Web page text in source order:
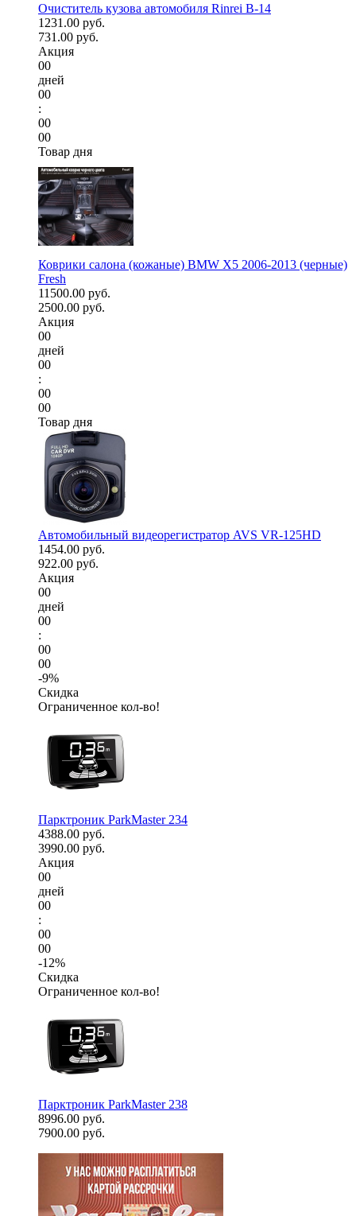
Очиститель кузова автомобиля Rinrei B-14
1231.00 руб.
731.00 руб.
Акция
00
дней
00
:
00
00
Товар дня
Коврики салона (кожаные) BMW X5 2006-2013 (черные)
Fresh
11500.00 руб.
2500.00 руб.
Акция
00
дней
00
:
00
00
Товар дня
Автомобильный видеорегистратор AVS VR-125HD
1454.00 руб.
922.00 руб.
Акция
00
дней
00
:
00
00
-9%
Скидка
Ограниченное кол-во!
Парктроник ParkMaster 234
4388.00 руб.
3990.00 руб.
Акция
00
дней
00
:
00
00
-12%
Скидка
Ограниченное кол-во!
Парктроник ParkMaster 238
8996.00 руб.
7900.00 руб.